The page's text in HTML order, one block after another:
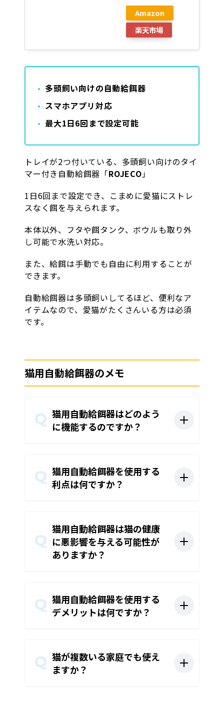
Amazon
楽天市場
多頭飼い向けの自動給餌器
スマホアプリ対応
最大1日6回まで設定可能
トレイが2つ付いている、多頭飼い向けのタイ
マー付き自動給餌器「ROJECO 」
1日6回まで設定でき、こまめに愛猫にストレ
スなく餌を与えられます。
本体以外、フタや餌タンク、ボウルも取り外
し可能で水洗い対応。
また、給餌は手動でも自由に利用することが
できます。
自動給餌器は多頭飼いしてるほど、便利なア
イテムなので、愛猫がたくさんいる方は必須
です。
猫用自動給餌器のメモ
猫用自動給餌器はどのよう
に機能するのですか？
猫用自動給餌器を使用する
利点は何ですか？
猫用自動給餌器は猫の健康
に悪影響を与える可能性が
ありますか？
猫用自動給餌器を使用する
デメリットは何ですか？
猫が複数いる家庭でも使え
ますか？